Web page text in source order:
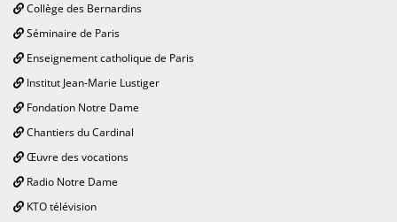
Collège des Bernardins
Séminaire de Paris
Enseignement catholique de Paris
Institut Jean-Marie Lustiger
Fondation Notre Dame
Chantiers du Cardinal
Œuvre des vocations
Radio Notre Dame
KTO télévision